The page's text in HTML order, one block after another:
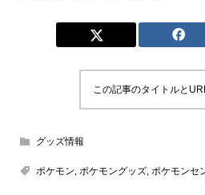
この記事のタイトルと
グッズ情報
ポケモン, ポケモングッズ, ポケモンセ